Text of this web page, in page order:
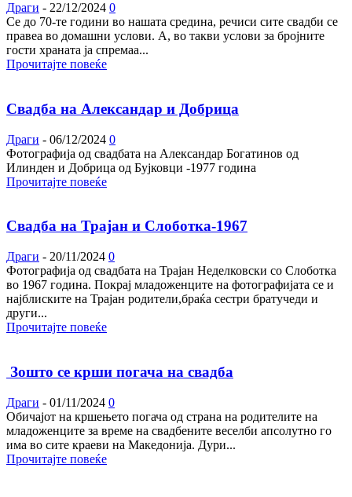
Драги - 22/12/2024 0
Се до 70-те години во нашата средина, речиси сите свадби се
правеа во домашни услови. А, во такви услови за бројните
гости храната ја спремаа...
Прочитајте повеќе
Свадба на Александар и Добрица
Драги - 06/12/2024 0
Фотографија од свадбата на Александар Богатинов од
Илинден и Добрица од Бујковци -1977 година
Прочитајте повеќе
Свадба на Трајан и Слоботка-1967
Драги - 20/11/2024 0
Фотографија од свадбата на Трајан Неделковски со Слоботка
во 1967 година. Покрај младоженците на фотографијата се и
најблиските на Трајан родители,браќа сестри братучеди и
други...
Прочитајте повеќе
Зошто се крши погача на свадба
Драги - 01/11/2024 0
Обичајот на кршењето погача од страна на родителите на
младоженците за време на свадбените веселби апсолутно го
има во сите краеви на Македонија. Дури...
Прочитајте повеќе